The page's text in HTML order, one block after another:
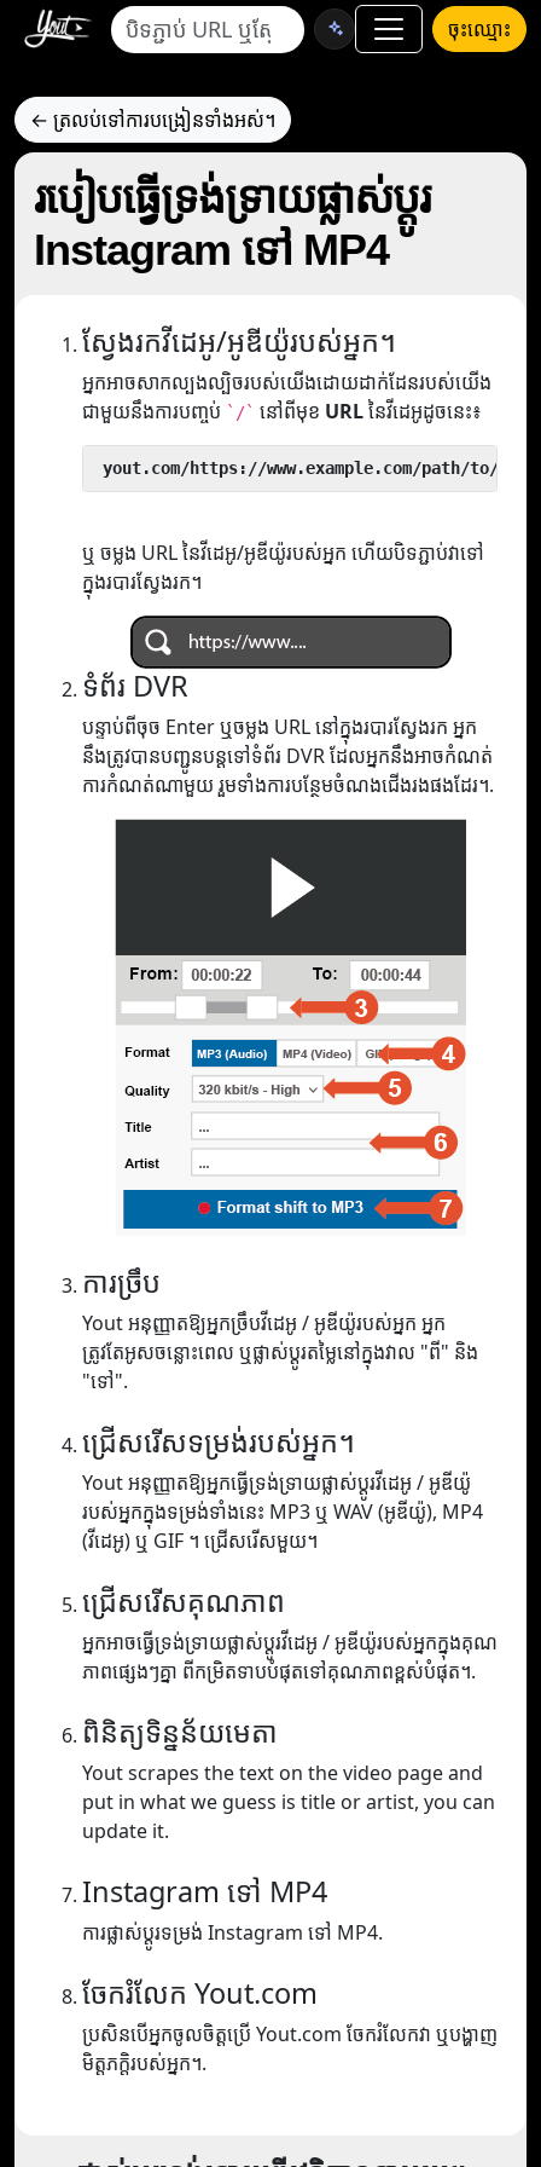
ចុះឈ្មោះ
← ត្រលប់ទៅការបង្រៀនទាំងអស់។
របៀបធ្វើទ្រង់ទ្រាយផ្លាស់ប្តូរ
Instagram ទៅ MP4
ស្វែងរកវីដេអូ/អូឌីយ៉ូរបស់អ្នក។
អ្នកអាចសាកល្បងល្បិចរបស់យើងដោយដាក់ដែនរបស់យើង
ជាមួយនឹងការបញ្ចប់ `/` នៅពីមុខ URLនៃវីដេអូដូចនេះ៖
yout.com/https://www.example.com/path/to/
ឬ ចម្លង URL នៃវីដេអូ/អូឌីយ៉ូរបស់អ្នក ហើយបិទភ្ជាប់វាទៅ
ក្នុងរបារស្វែងរក។
ទំព័រ DVR
បន្ទាប់ពីចុច Enter ឬចម្លង URL នៅក្នុងរបារស្វែងរក អ្នក
នឹងត្រូវបានបញ្ជូនបន្តទៅទំព័រ DVR ដែលអ្នកនឹងអាចកំណត់
ការកំណត់ណាមួយ រួមទាំងការបន្ថែមចំណងជើងរងផងដែរ។.
ការច្រឹប
Yout អនុញ្ញាតឱ្យអ្នកច្រឹបវីដេអូ / អូឌីយ៉ូរបស់អ្នក អ្នក
ត្រូវតែអូសចន្លោះពេល ឬផ្លាស់ប្តូរតម្លៃនៅក្នុងវាល "ពី" និង
"ទៅ".
ជ្រើសរើសទម្រង់របស់អ្នក។
Yout អនុញ្ញាតឱ្យអ្នកធ្វើទ្រង់ទ្រាយផ្លាស់ប្តូរវីដេអូ / អូឌីយ៉ូ
របស់អ្នកក្នុងទម្រង់ទាំងនេះ MP3 ឬ WAV (អូឌីយ៉ូ), MP4
(វីដេអូ) ឬ GIF ។ ជ្រើសរើសមួយ។
ជ្រើសរើសគុណភាព
អ្នកអាចធ្វើទ្រង់ទ្រាយផ្លាស់ប្តូរវីដេអូ / អូឌីយ៉ូរបស់អ្នកក្នុងគុណ
ភាពផ្សេងៗគ្នា ពីកម្រិតទាបបំផុតទៅគុណភាពខ្ពស់បំផុត។.
ពិនិត្យទិន្នន័យមេតា
Yout scrapes the text on the video page and
put in what we guess is title or artist, you can
update it.
Instagram ទៅ MP4
ការផ្លាស់ប្តូរទម្រង់ Instagram ទៅ MP4.
ចែករំលែក Yout.com
ប្រសិនបើអ្នកចូលចិត្តប្រើ Yout.com ចែករំលែកវា ឬបង្ហាញ
មិត្តភក្តិរបស់អ្នក។.